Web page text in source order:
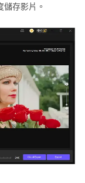
存影片。